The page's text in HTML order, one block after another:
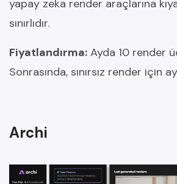
yapay zeka render araçlarına
sınırlıdır.
Fiyatlandırma: Ayda 10 render
Sonrasında, sınırsız render için
Archi